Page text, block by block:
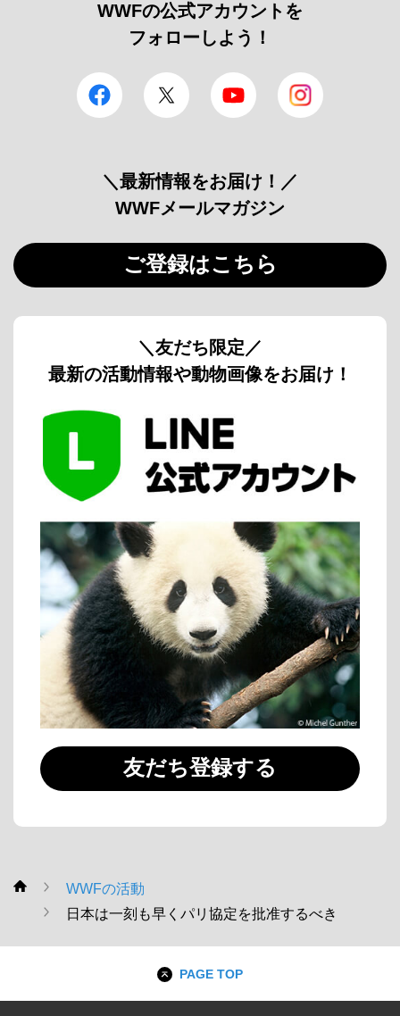
WWFの公式アカウントを
フォローしよう！
facebook Twitter YouTube
＼最新情報をお届け！／
WWFメールマガジン
ご登録はこちら
＼友だち限定／
最新の活動情報や動物画像をお届け！
友だち登録する
WWF
WWFの活動
日本は一刻も早くパリ協定を批准するべき
PAGE TOP